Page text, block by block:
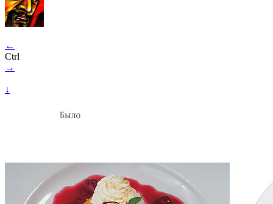
←
Ctrl
→
↓